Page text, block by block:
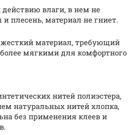
влаги, в нем не
плесень, материал не гниет.
материал, требующий
мягкими для комфортного
нитей полиэстера,
натуральных нитей хлопка,
без применения клеев и